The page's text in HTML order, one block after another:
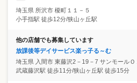
埼玉県 所沢市 榎町１１－５
小手指駅 徒歩12分/狭山ヶ丘駅
他の店舗でも募集しています
放課後等デイサービス楽っ子る～む
埼玉県 入間市 東藤沢2－19－7 サンモールＯ
武蔵藤沢駅 徒歩11分/狭山ヶ丘駅 徒歩15分